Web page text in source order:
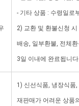
- 기타 상품 : 수령일로
2) 교환 및 환불신청
배송, 일부환불, 전체
3일 이내에 완료됩니
1) 신선식품, 냉장식품
재판매가 어려운 상품